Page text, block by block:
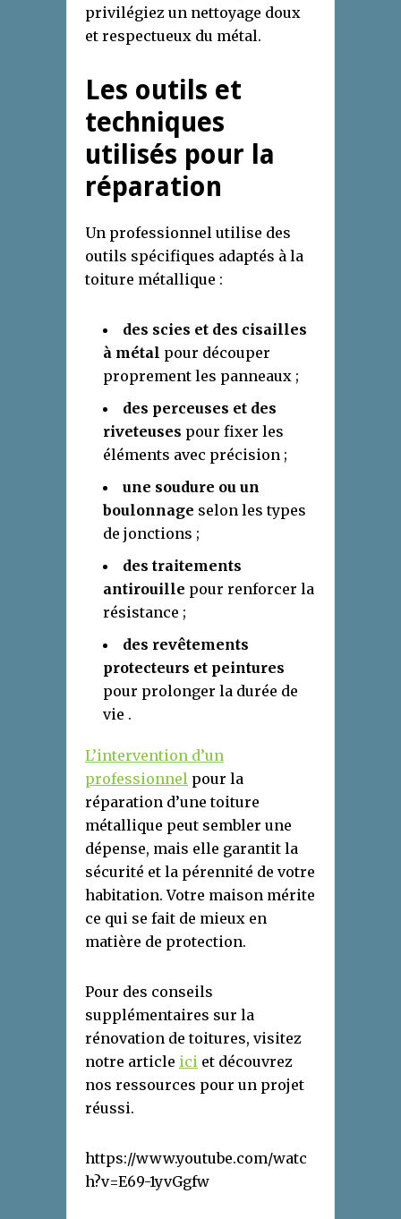
privilégiez un nettoyage doux
et respectueux du métal.
Les outils et
techniques
utilisés pour la
réparation
Un professionnel utilise des
outils spécifiques adaptés à la
toiture métallique :
des scies et des cisailles
à métal pour découper
proprement les panneaux ;
des perceuses et des
riveteuses pour fixer les
éléments avec précision ;
une soudure ou un
boulonnage selon les types
de jonctions ;
des traitements
antirouille pour renforcer la
résistance ;
des revêtements
protecteurs et peintures
pour prolonger la durée de
vie .
L’intervention d’un
professionnel pour la
réparation d’une toiture
métallique peut sembler une
dépense, mais elle garantit la
sécurité et la pérennité de votre
habitation. Votre maison mérite
ce qui se fait de mieux en
matière de protection.
Pour des conseils
supplémentaires sur la
rénovation de toitures, visitez
notre article ici et découvrez
nos ressources pour un projet
réussi.
https://www.youtube.com/watc
h?v=E69-1yvGgfw